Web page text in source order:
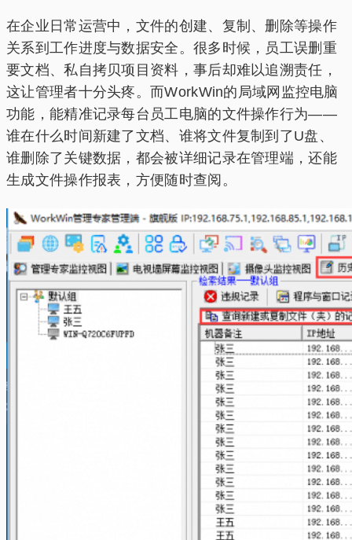
在企业日常运营中，文件的创建、复制、删除等操作
关系到工作进度与数据安全。很多时候，员工误删重
要文档、私自拷贝项目资料，事后却难以追溯责任，
这让管理者十分头疼。而WorkWin的局域网监控电脑
功能，能精准记录每台员工电脑的文件操作行为——
谁在什么时间新建了文档、谁将文件复制到了U盘、
谁删除了关键数据，都会被详细记录在管理端，还能
生成文件操作报表，方便随时查阅。